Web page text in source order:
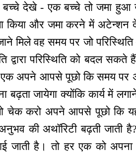
देखे - एक बच्चे तो जमा हुआ
और जमा करने में अटेन्शन
मिले वह समय पर जो
द्वारा परिस्थिति को बदल सकते
एक अपने आपसे पूछो कि समय पर
बढ़ता जायेगा क्योंकि कार्य में
चेक करो अपने आपसे पूछो कि
की अथॉरिटी बढ़ती जाती
जाती है। तो हर एक को